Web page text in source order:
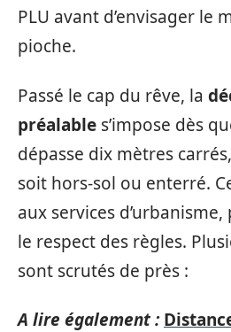
PLU avant d’envisager le
pioche.
Passé le cap du rêve, la
préalable s’impose dès
dépasse dix mètres
soit hors-sol ou enterré.
aux services
le respect des règles.
sont scrutés de près :
A lire également :